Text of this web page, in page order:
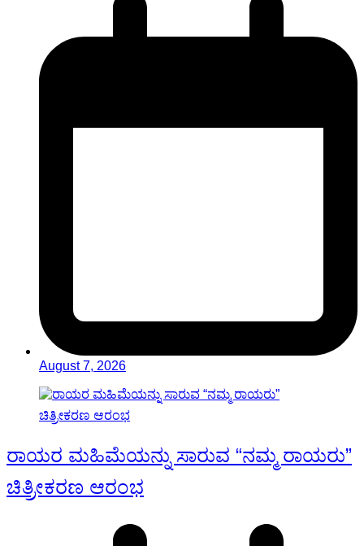
August 7, 2026
ರಾಯರ ಮಹಿಮೆಯನ್ನು ಸಾರುವ “ನಮ್ಮ ರಾಯರು”
ಚಿತ್ರೀಕರಣ ಆರಂಭ